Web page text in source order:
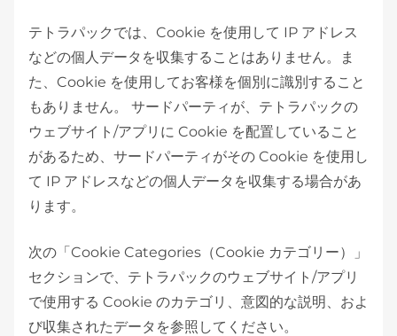
テトラパックでは、Cookie を使用して IP アドレス
などの個人データを収集することはありません。ま
た、Cookie を使用してお客様を個別に識別すること
もありません。 サードパーティが、テトラパックの
ウェブサイト/アプリに Cookie を配置していること
があるため、サードパーティがその Cookie を使用し
て IP アドレスなどの個人データを収集する場合があ
ります。
次の「Cookie Categories（Cookie カテゴリー）」
セクションで、テトラパックのウェブサイト/アプリ
で使用する Cookie のカテゴリ、意図的な説明、およ
び収集されたデータを参照してください。